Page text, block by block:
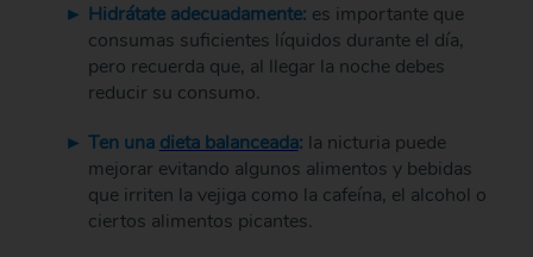
Hidrátate adecuadamente: es importante que
consumas suficientes líquidos durante el día,
pero recuerda que, al llegar la noche debes
reducir su consumo.
Ten una dieta balanceada: la nicturia puede
mejorar evitando algunos alimentos y bebidas
que irriten la vejiga como la cafeína, el alcohol o
ciertos alimentos picantes.